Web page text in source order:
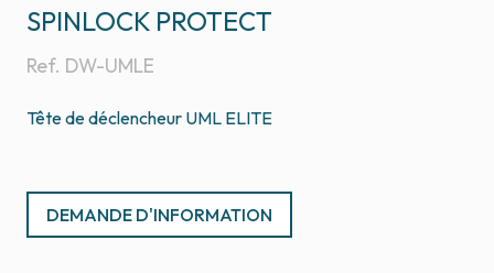
Ref. DW-UMLE
SPINLOCK PROTECT
DEMANDE D'INFORMATION